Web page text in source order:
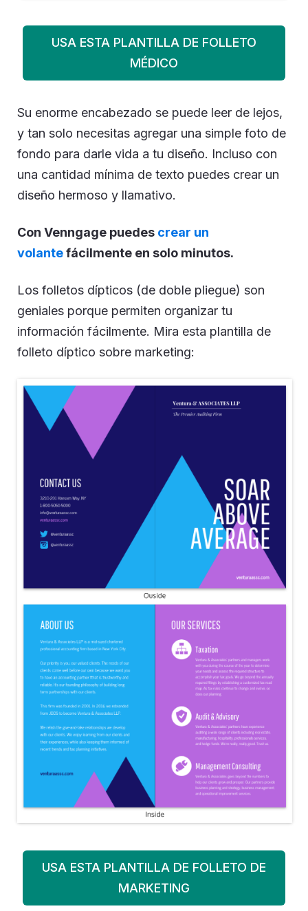
USA ESTA PLANTILLA DE FOLLETO
MÉDICO
Su enorme encabezado se puede leer de lejos,
y tan solo necesitas agregar una simple foto de
fondo para darle vida a tu diseño. Incluso con
una cantidad mínima de texto puedes crear un
diseño hermoso y llamativo.
Con Venngage puedes crear un
volantefácilmente en solo minutos.
Los folletos dípticos (de doble pliegue) son
geniales porque permiten organizar tu
información fácilmente. Mira esta plantilla de
folleto díptico sobre marketing:
USA ESTA PLANTILLA DE FOLLETO DE
MARKETING